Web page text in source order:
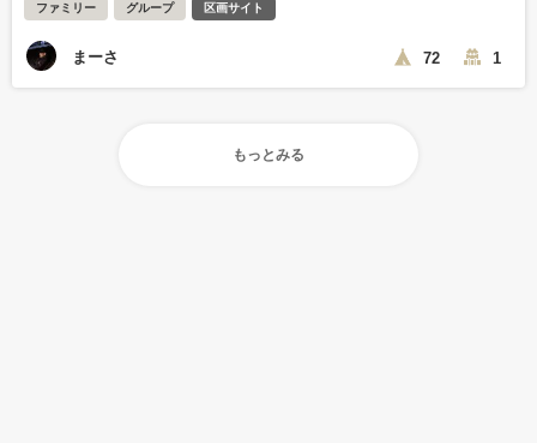
ファミリー グループ 区画サイト
まーさ 72 1
もっとみる